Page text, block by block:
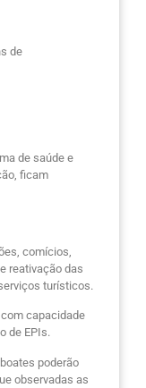
de
de saúde e
ficam
comícios,
reativação das
turísticos.
capacidade
de EPIs.
poderão
observadas as